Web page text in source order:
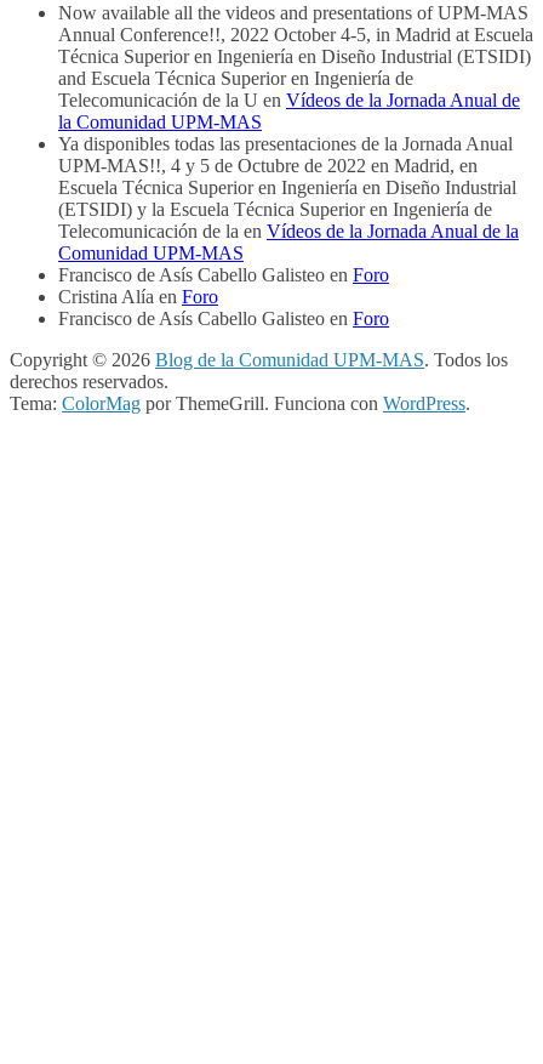
Now available all the videos and presentations of UPM-MAS
Annual Conference!!, 2022 October 4-5, in Madrid at Escuela
Técnica Superior en Ingeniería en Diseño Industrial (ETSIDI)
and Escuela Técnica Superior en Ingeniería de
Telecomunicación de la U en Vídeos de la Jornada Anual de
la Comunidad UPM-MAS
Ya disponibles todas las presentaciones de la Jornada Anual
UPM-MAS!!, 4 y 5 de Octubre de 2022 en Madrid, en
Escuela Técnica Superior en Ingeniería en Diseño Industrial
(ETSIDI) y la Escuela Técnica Superior en Ingeniería de
Telecomunicación de la en Vídeos de la Jornada Anual de la
Comunidad UPM-MAS
Francisco de Asís Cabello Galisteo en Foro
Cristina Alía en Foro
Francisco de Asís Cabello Galisteo en Foro
Copyright © 2026 Blog de la Comunidad UPM-MAS. Todos los
derechos reservados.
Tema: ColorMag por ThemeGrill. Funciona con WordPress.